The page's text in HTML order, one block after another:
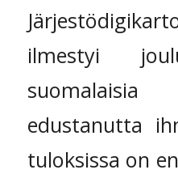
ilmestyi
edustanutta
tuloksissa on